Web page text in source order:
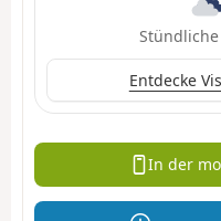
Entdecke
In der